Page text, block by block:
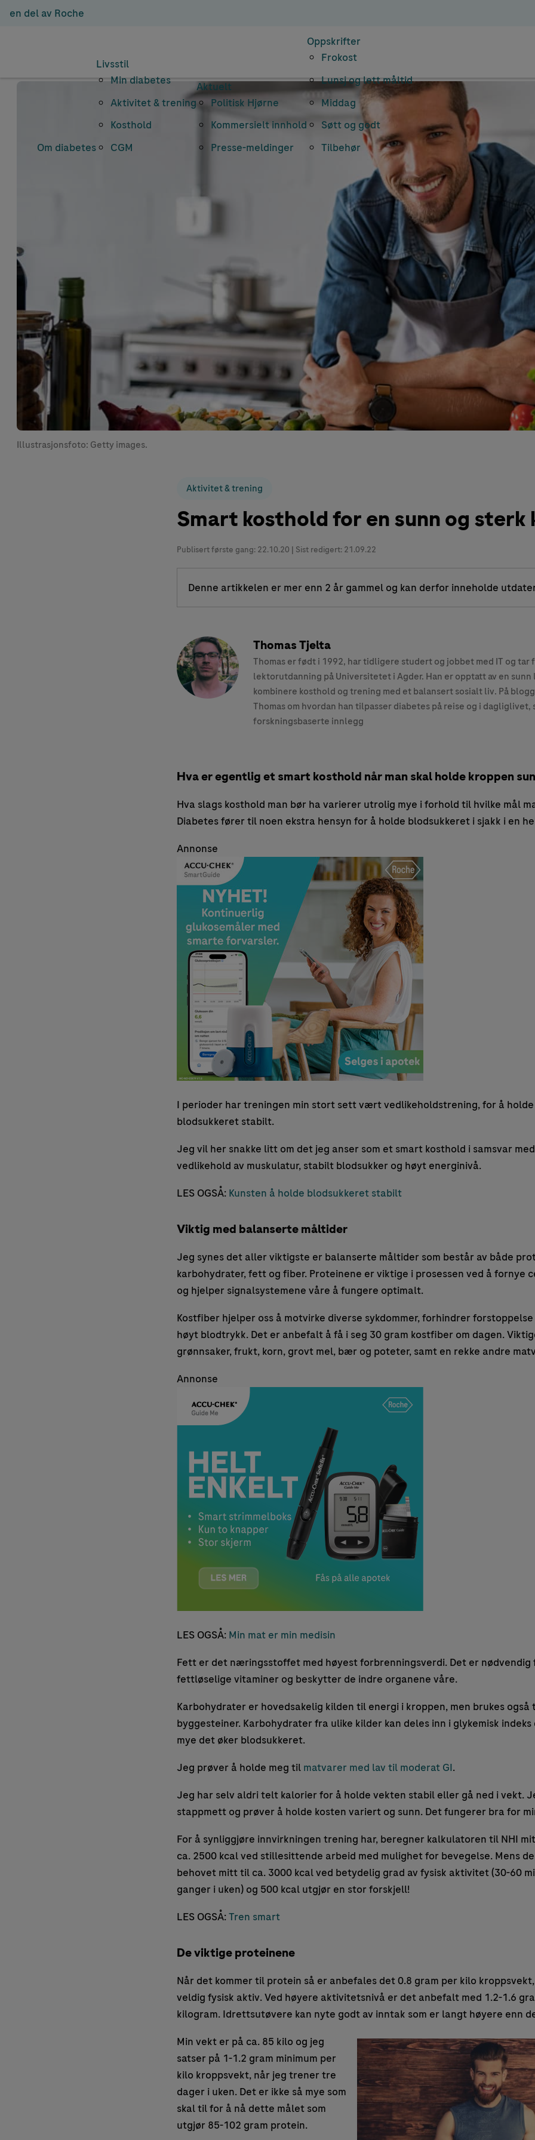
en del av Roche
Om diabetes
Livsstil
Min diabetes
Aktivitet & trening
Kosthold
CGM
Aktuelt
Politisk Hjørne
Kommersielt innhold
Presse-meldinger
Oppskrifter
Frokost
Lunsj og lett måltid
Middag
Søtt og godt
Tilbehør
Illustrasjonsfoto: Getty images.
Aktivitet & trening
Smart kosthold for en sunn og sterk
Publisert første gang: 22.10.20 | Sist redigert: 21.09.22
Denne artikkelen er mer enn 2 år gammel og kan derfor inneholde
Thomas Tjelta
Thomas er født i 1992, har tidligere studert og jobbet med IT og tar
lektorutdanning på Universitetet i Agder. Han er opptatt av en sunn
kombinere kosthold og trening med et balansert sosialt liv. På
Thomas om hvordan han tilpasser diabetes på reise og i dagliglivet,
forskningsbaserte innlegg
Hva er egentlig et smart kosthold når man skal holde kroppen
Hva slags kosthold man bør ha varierer utrolig mye i forhold til hvilke mål
Diabetes fører til noen ekstra hensyn for å holde blodsukkeret i sjakk i en
Annonse
I perioder har treningen min stort sett vært vedlikeholdstrening, for å
blodsukkeret stabilt.
Jeg vil her snakke litt om det jeg anser som et smart kosthold i samsvar
vedlikehold av muskulatur, stabilt blodsukker og høyt energinivå.
LES OGSÅ: Kunsten å holde blodsukkeret stabilt
Viktig med balanserte måltider
Jeg synes det aller viktigste er balanserte måltider som består av både
karbohydrater, fett og fiber. Proteinene er viktige i prosessen ved å fornye
og hjelper signalsystemene våre å fungere optimalt.
Kostfiber hjelper oss å motvirke diverse sykdommer, forhindrer
høyt blodtrykk. Det er anbefalt å få i seg 30 gram kostfiber om dagen.
grønnsaker, frukt, korn, grovt mel, bær og poteter, samt en rekke andre
Annonse
LES OGSÅ: Min mat er min medisin
Fett er det næringsstoffet med høyest forbrenningsverdi. Det er
fettløselige vitaminer og beskytter de indre organene våre.
Karbohydrater er hovedsakelig kilden til energi i kroppen, men brukes også
byggesteiner. Karbohydrater fra ulike kilder kan deles inn i glykemisk
mye det øker blodsukkeret.
Jeg prøver å holde meg til matvarer med lav til moderat GI.
Jeg har selv aldri telt kalorier for å holde vekten stabil eller gå ned i vekt.
stappmett og prøver å holde kosten variert og sunn. Det fungerer bra for
For å synliggjøre innvirkningen trening har, beregner kalkulatoren til NHI
ca. 2500 kcal ved stillesittende arbeid med mulighet for bevegelse. Mens
behovet mitt til ca. 3000 kcal ved betydelig grad av fysisk aktivitet (30-60
ganger i uken) og 500 kcal utgjør en stor forskjell!
LES OGSÅ:Tren smart
De viktige proteinene
Når det kommer til protein så er anbefales det 0.8 gram per kilo
veldig fysisk aktiv. Ved høyere aktivitetsnivå er det anbefalt med 1.2-1.6
kilogram. Idrettsutøvere kan nyte godt av inntak som er langt høyere enn
Min vekt er på ca. 85 kilo og jeg
satser på 1-1.2 gram minimum per
kilo kroppsvekt, når jeg trener tre
dager i uken. Det er ikke så mye som
skal til for å nå dette målet som
utgjør 85-102 gram protein.